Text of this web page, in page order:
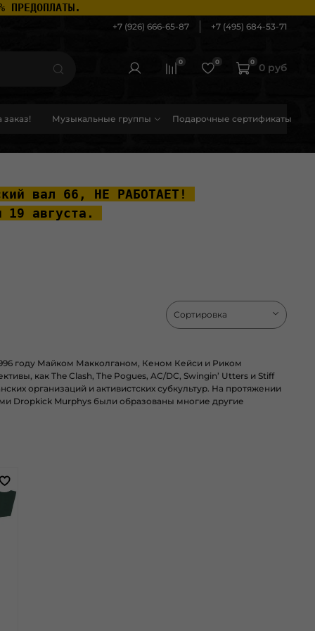
ПРЕДОПЛАТЫ.
+7 (926) 666-65-87 +7 (495) 684-53-71
0 0 0
0 руб
заказ! Музыкальные группы Подарочные сертификаты
вал 66, НЕ РАБОТАЕТ!
19 августа.
году Майком Макколганом, Кеном Кейси и Риком
как The Clash, The Pogues, AC/DC, Swingin’ Utters и Stiff
организаций и активистских субкультур. На протяжении
Dropkick Murphys были образованы многие другие